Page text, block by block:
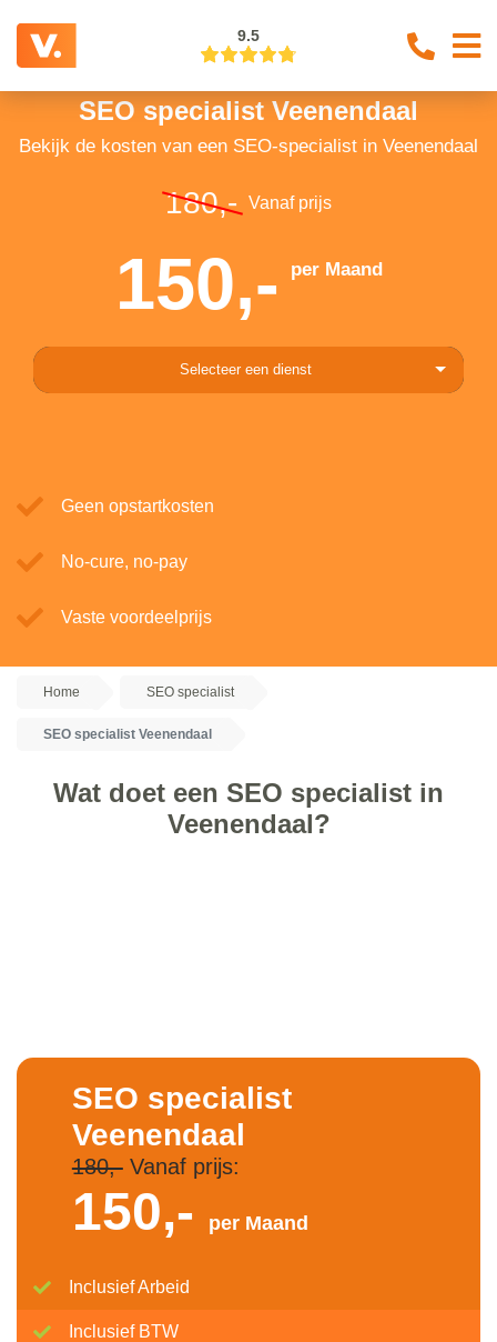
9.5
SEO specialist Veenendaal
Bekijk de kosten van een SEO-specialist in Veenendaal
180,- Vanaf prijs
150,- per Maand
Selecteer een dienst
Geen opstartkosten
No-cure, no-pay
Vaste voordeelprijs
Home SEO specialist
SEO specialist Veenendaal
Wat doet een SEO specialist in
Veenendaal?
SEO specialist
Veenendaal
180,-Vanaf prijs:
150,- per Maand
Inclusief Arbeid
Inclusief BTW